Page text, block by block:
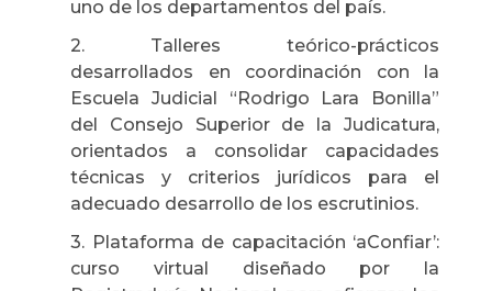
uno de los departamentos del país.
2. Talleres teórico-prácticos
desarrollados en coordinación con la
Escuela Judicial “Rodrigo Lara Bonilla”
del Consejo Superior de la Judicatura,
orientados a consolidar capacidades
técnicas y criterios jurídicos para el
adecuado desarrollo de los escrutinios.
3. Plataforma de capacitación ‘aConfiar’:
curso virtual diseñado por la